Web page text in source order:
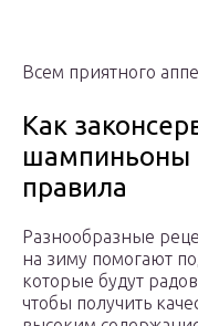
Всем приятного
Как
шампиньоны
правила
Разнообразные
на зиму помогают
которые будут
чтобы получить